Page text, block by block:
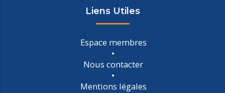
Liens Utiles
Espace membres
Nous contacter
Mentions légales